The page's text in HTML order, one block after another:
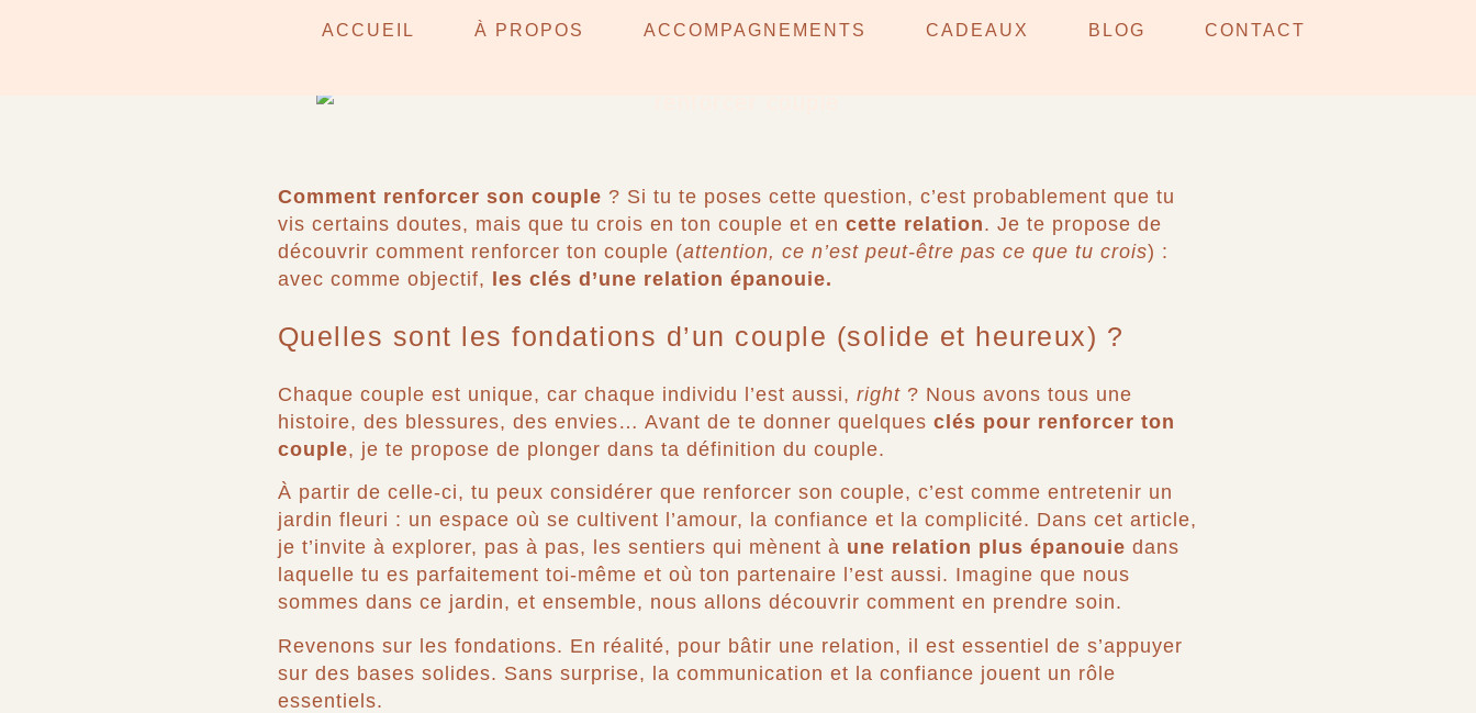
ACCUEIL À PROPOS ACCOMPAGNEMENTS CADEAUX BLOG CONTACT
COMMENT RENFORCER SON COUPLE AU
Comment renforcer son couple ? Si tu te poses cette question, c’est probablement que tu
vis certains doutes, mais que tu crois en ton couple et en cette relation. Je te propose de
découvrir comment renforcer ton couple (attention, ce n’est peut-être pas ce que tu crois) :
avec comme objectif, les clés d’une relation épanouie.
Quelles sont les fondations d’un couple (solide et heureux) ?
Chaque couple est unique, car chaque individu l’est aussi, right? Nous avons tous une
histoire, des blessures, des envies… Avant de te donner quelques clés pour renforcer ton
couple, je te propose de plonger dans ta définition du couple.
À partir de celle-ci, tu peux considérer que renforcer son couple, c’est comme entretenir un
jardin fleuri : un espace où se cultivent l’amour, la confiance et la complicité. Dans cet article,
je t’invite à explorer, pas à pas, les sentiers qui mènent à une relation plus épanouie dans
laquelle tu es parfaitement toi-même et où ton partenaire l’est aussi. Imagine que nous
sommes dans ce jardin, et ensemble, nous allons découvrir comment en prendre soin.
Revenons sur les fondations. En réalité, pour bâtir une relation, il est essentiel de s’appuyer
sur des bases solides. Sans surprise, la communication et la confiance jouent un rôle
essentiels.